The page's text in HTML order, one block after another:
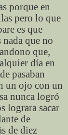
porque en
pero lo que
es que
que no
que,
día en
pasaban
un ojo con un
nunca logró
lograra sacar
de
de diez